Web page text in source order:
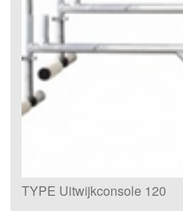
TYPE Uitwijkconsole 120